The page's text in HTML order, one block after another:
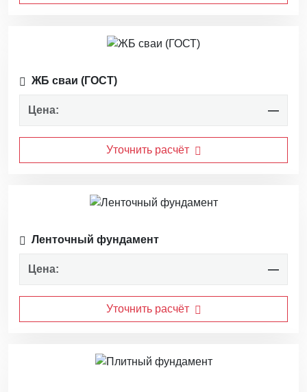
ЖБ сваи (ГОСТ)
Цена: —
Уточнить расчёт
Ленточный фундамент
Цена: —
Уточнить расчёт